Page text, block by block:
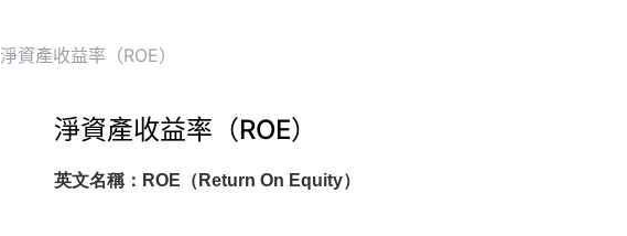
淨資產收益率（ROE）
淨資產收益率（ROE）
英文名稱：ROE（Return On Equity）